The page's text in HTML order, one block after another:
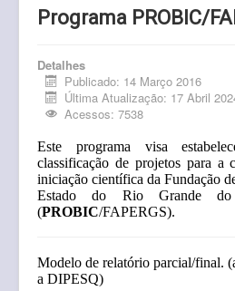
Internacionalização.
Editais
Comitês
Contato
Programa PROBIC/
Detalhes
Publicado: 14 Março 2016
Última Atualização: 17 Abril
Acessos: 7538
Este programa visa
classificação de projetos para a
iniciação científica da Fundação
Estado do Rio Grande
(PROBIC/FAPERGS).
Modelo de relatório parcial/final.
a DIPESQ)